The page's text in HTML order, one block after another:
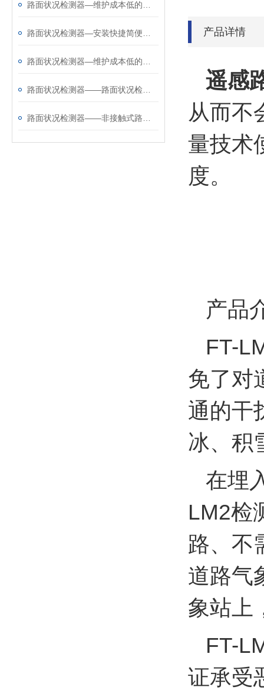
产品详情
遥感
从而不
量技术
度。
产品
FT-
免了对
通的干
冰、积
在埋
LM2检
路、不
道路气
象站上
FT-
证承受